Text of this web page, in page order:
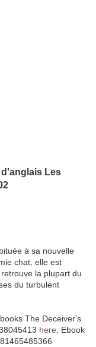
Les
à sa nouvelle
chat, elle est
la plupart du
du turbulent
The Deceiver's
here , Ebook